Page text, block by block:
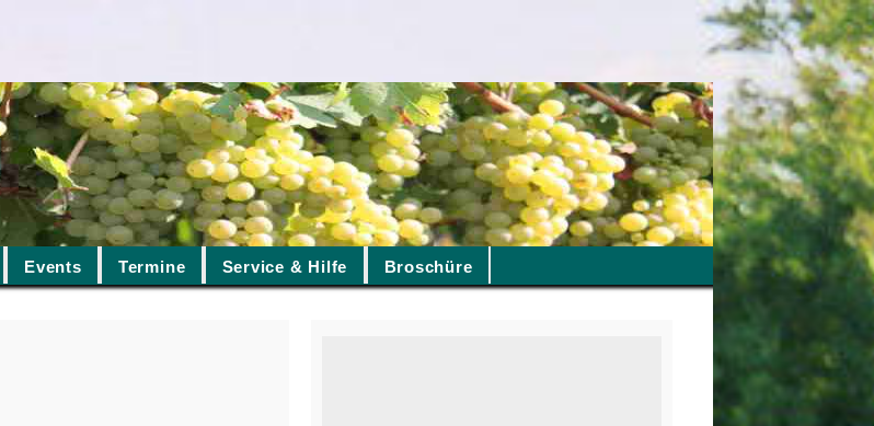
Events Termine Service & Hilfe Broschüre